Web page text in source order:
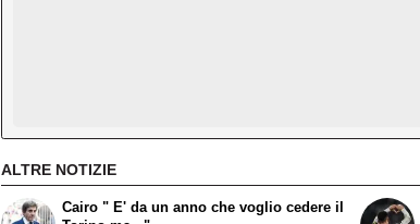
ALTRE NOTIZIE
Cairo " E' da un anno che voglio cedere il